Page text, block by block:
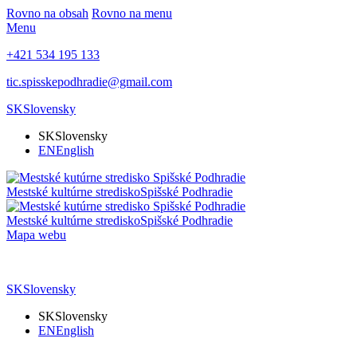
Rovno na obsah Rovno na menu
Menu
+421 534 195 133
tic.spisskepodhradie@gmail.com
SKSlovensky
SKSlovensky
ENEnglish
Mestské kultúrne strediskoSpišské Podhradie
Mestské kultúrne strediskoSpišské Podhradie
Mapa webu
SKSlovensky
SKSlovensky
ENEnglish